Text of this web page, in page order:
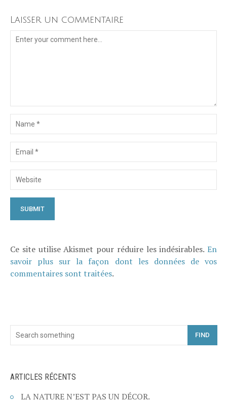
Laisser un commentaire
Ce site utilise Akismet pour réduire les indésirables. En
savoir plus sur la façon dont les données de vos
commentaires sont traitées.
FIND
ARTICLES RÉCENTS
LA NATURE N’EST PAS UN DÉCOR.